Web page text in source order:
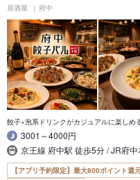
居酒屋 府中
餃子×泡系ドリンクがカジュアルに楽しめ
3001～4000円
京王線 府中駅 徒歩5分 / JR府
【アプリ予約限定】最大800ポイント還